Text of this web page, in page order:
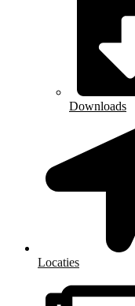
Downloads
Locaties